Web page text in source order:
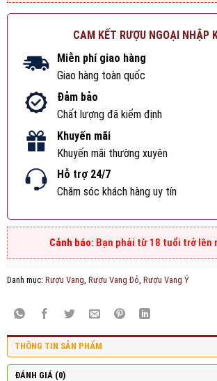
CAM KẾT RƯỢU NGOẠI NHẬP
Miễn phí giao hàng
Giao hàng toàn quốc
Đảm bảo
Chất lượng đã kiểm định
Khuyến mãi
Khuyến mãi thường xuyên
Hỗ trợ 24/7
Chăm sóc khách hàng uy tín
Bạn phải từ 18 tuổi trở lên
Danh mục: Rượu Vang Rượu Vang Đỏ Rượu Vang Ý
THÔNG TIN SẢN PHẨM
ĐÁNH GIÁ (0)